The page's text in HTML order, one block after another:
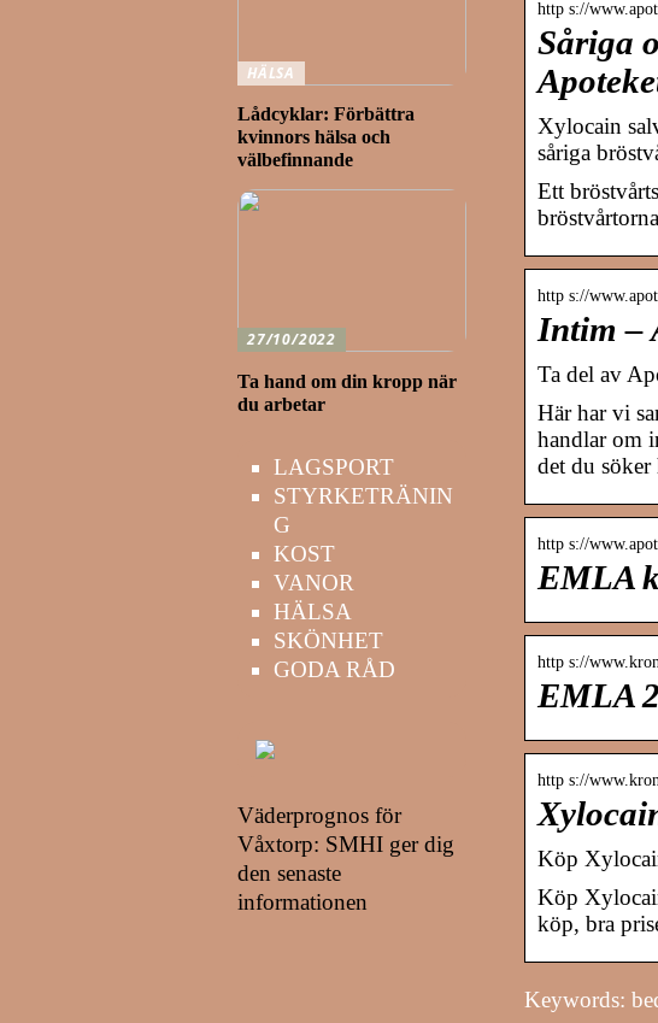
http s://
Såriga
Xylocain
såriga
Ett
http s://
Intim –
Ta del av
Här har vi
handlar om
det du söker
http s://
EMLA
http s://
EMLA
http s://
Köp
Köp
köp, bra
Keywords:
HÄLSA
Lådcyklar: Förbättra
kvinnors hälsa och
välbefinnande
27/10/2022
Ta hand om din kropp när
du arbetar
LAGSPORT
STYRKETRÄNIN
G
KOST
VANOR
HÄLSA
SKÖNHET
GODA RÅD
Väderprognos för
Våxtorp: SMHI ger dig
den senaste
informationen